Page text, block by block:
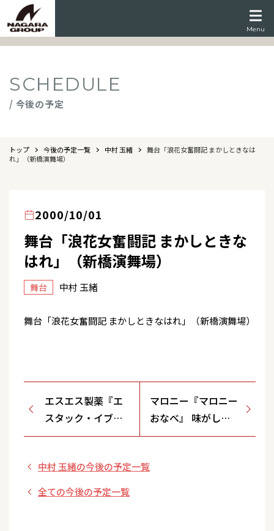
Menu
SCHEDULE
/ 今後の予定
トップ 今後の予定一覧 中村 玉緒
舞台「浪花女奮闘記 まかしときなは
れ」（新橋演舞場）
2000/10/01
舞台「浪花女奮闘記 まかしときな
はれ」（新橋演舞場）
舞台 中村 玉緒
舞台「浪花女奮闘記 まかしときなはれ」（新橋演舞場）
エスエス製薬『エ
スタック・イブ』
互いにアピール・
マロニー『マロニー
おなべ』 味がしみ
て美味しくなった・
中村 玉緒の今後の予定一覧
全ての今後の予定一覧